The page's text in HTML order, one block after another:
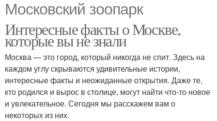
Московский зоопарк
Интересные факты о Москве,
которые вы не знали
Москва — это город, который никогда не спит. Здесь на
каждом углу скрываются удивительные истории,
интересные факты и неожиданные открытия. Даже те,
кто родился и вырос в столице, могут найти что-то новое
и увлекательное. Сегодня мы расскажем вам о
некоторых из них.